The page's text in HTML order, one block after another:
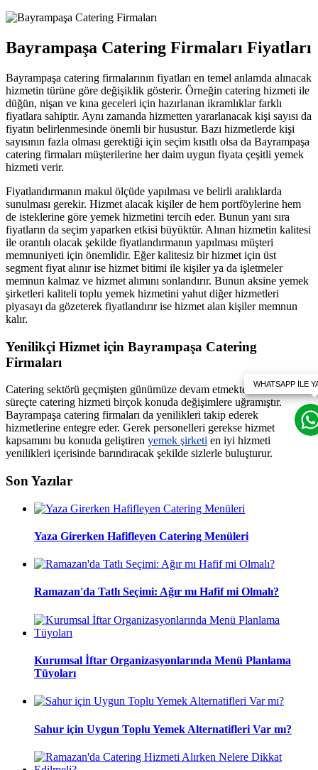
Bayrampaşa Catering Firmaları Fiyatları
Bayrampaşa catering firmalarının fiyatları en temel anlamda alınacak
hizmetin türüne göre değişiklik gösterir. Örneğin catering hizmeti ile
düğün, nişan ve kına geceleri için hazırlanan ikramlıklar farklı
fiyatlara sahiptir. Aynı zamanda hizmetten yararlanacak kişi sayısı da
fiyatın belirlenmesinde önemli bir husustur. Bazı hizmetlerde kişi
sayısının fazla olması gerektiği için seçim kısıtlı olsa da Bayrampaşa
catering firmaları müşterilerine her daim uygun fiyata çeşitli yemek
hizmeti verir.
Fiyatlandırmanın makul ölçüde yapılması ve belirli aralıklarda
sunulması gerekir. Hizmet alacak kişiler de hem portföylerine hem
de isteklerine göre yemek hizmetini tercih eder. Bunun yanı sıra
fiyatların da seçim yaparken etkisi büyüktür. Alınan hizmetin kalitesi
ile orantılı olacak şekilde fiyatlandırmanın yapılması müşteri
memnuniyeti için önemlidir. Eğer kalitesiz bir hizmet için üst
segment fiyat alınır ise hizmet bitimi ile kişiler ya da işletmeler
memnun kalmaz ve hizmet alımını sonlandırır. Bunun aksine yemek
şirketleri kaliteli toplu yemek hizmetini yahut diğer hizmetleri
piyasayı da gözeterek fiyatlandırır ise hizmet alan kişiler memnun
kalır.
Yenilikçi Hizmet için Bayrampaşa Catering
Firmaları
Catering sektörü geçmişten günümüze devam etmektedir. Ancak bu
süreçte catering hizmeti birçok konuda değişimlere uğramıştır.
Bayrampaşa catering firmaları da yenilikleri takip ederek
hizmetlerine entegre eder. Gerek personelleri gerekse hizmet
kapsamını bu konuda geliştiren yemek şirketi en iyi hizmeti
yenilikleri içerisinde barındıracak şekilde sizlerle buluşturur.
Son Yazılar
Yaza Girerken Hafifleyen Catering Menüleri
Ramazan'da Tatlı Seçimi: Ağır mı Hafif mi Olmalı?
Kurumsal İftar Organizasyonlarında Menü Planlama
Tüyoları
Sahur için Uygun Toplu Yemek Alternatifleri Var mı?